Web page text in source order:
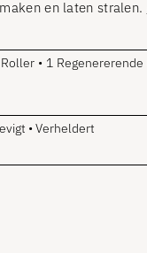
en laten stralen.
• 1
• Verheldert